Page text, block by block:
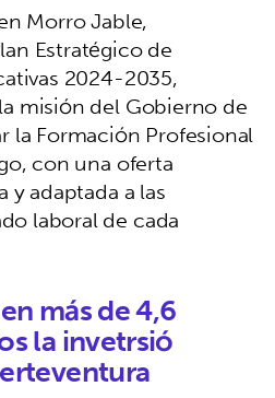
Morro Jable,
Estratégico de
2024-2035,
misión del Gobierno de
la Formación Profesional
con una oferta
adaptada a las
laboral de cada
más de 4,6
la invetrsió